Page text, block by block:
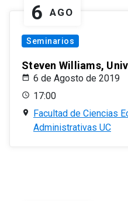
6 AGO
Seminarios
Steven Williams,
6 de Agosto de 2019
17:00
Facultad de Ciencias
Administrativas UC